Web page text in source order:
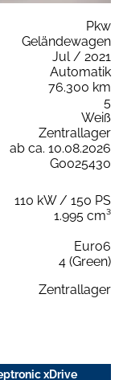
Pkw
Geländewagen
Jul / 2021
Automatik
76.300 km
5
Weiß
Zentrallager
ab ca. 10.08.2026
G0025430
110 kW / 150 PS
1.995 cm³
Euro6
4 (Green)
Zentrallager
xDrive